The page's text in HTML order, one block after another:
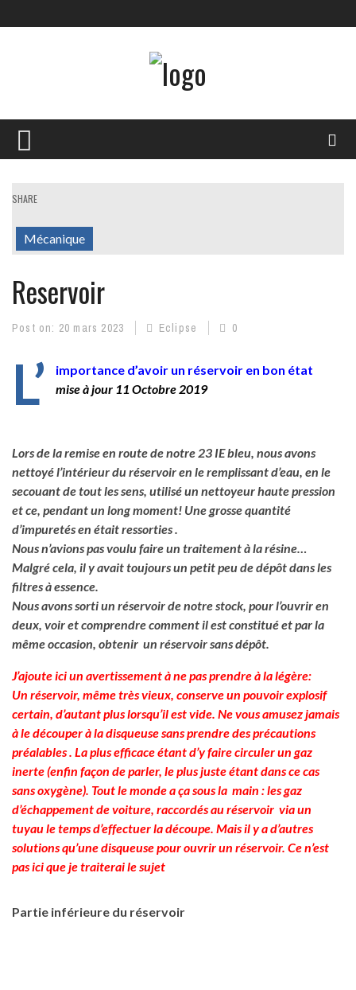
SHARE
Mécanique
Reservoir
Post on: 20 mars 2023 Eclipse 0
L’
importance d’avoir un réservoir en bon état
mise à jour 11 Octobre 2019
Lors de la remise en route de notre 23 IE bleu, nous avons
nettoyé l’intérieur du réservoir en le remplissant d’eau, en le
secouant de tout les sens, utilisé un nettoyeur haute pression
et ce, pendant un long moment! Une grosse quantité
d’impuretés en était ressorties .
Nous n’avions pas voulu faire un traitement à la résine…
Malgré cela, il y avait toujours un petit peu de dépôt dans les
filtres à essence.
Nous avons sorti un réservoir de notre stock, pour l’ouvrir en
deux, voir et comprendre comment il est constitué et par la
même occasion, obtenir un réservoir sans dépôt.
J’ajoute ici un avertissement à ne pas prendre à la légère:
Un réservoir, même très vieux, conserve un pouvoir explosif
certain, d’autant plus lorsqu’il est vide. Ne vous amusez jamais
à le découper à la disqueuse sans prendre des précautions
préalables . La plus efficace étant d’y faire circuler un gaz
inerte (enfin façon de parler, le plus juste étant dans ce cas
sans oxygène). Tout le monde a ça sous la main : les gaz
d’échappement de voiture, raccordés au réservoir via un
tuyau le temps d’effectuer la découpe. Mais il y a d’autres
solutions qu’une disqueuse pour ouvrir un réservoir. Ce n’est
pas ici que je traiterai le sujet
Partie inférieure du réservoir